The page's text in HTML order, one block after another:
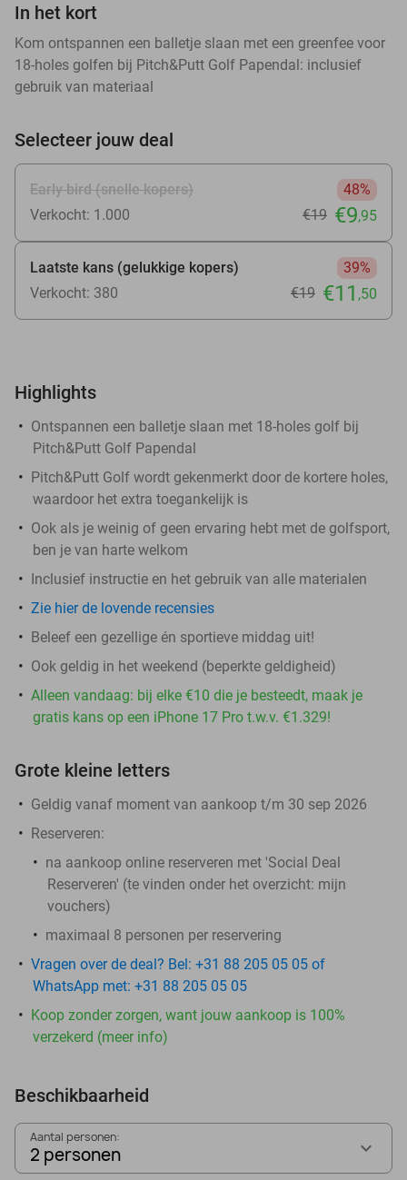
In het kort
Kom ontspannen een balletje slaan met een greenfee voor
18-holes golfen bij Pitch&Putt Golf Papendal: inclusief
gebruik van materiaal
Selecteer jouw deal
Early bird (snelle kopers)
48%
Verkocht: 1.000
€19 €9,95
Laatste kans (gelukkige kopers)
39%
Verkocht: 380
€19 €11 ,50
Highlights
Ontspannen een balletje slaan met 18-holes golf bij
Pitch&Putt Golf Papendal
Pitch&Putt Golf wordt gekenmerkt door de kortere holes,
waardoor het extra toegankelijk is
Ook als je weinig of geen ervaring hebt met de golfsport,
ben je van harte welkom
Inclusief instructie en het gebruik van alle materialen
Zie hier de lovende recensies
Beleef een gezellige én sportieve middag uit!
Ook geldig in het weekend (beperkte geldigheid)
Alleen vandaag: bij elke €10 die je besteedt, maak je
gratis kans op een iPhone 17 Pro t.w.v. €1.329!
Grote kleine letters
Geldig vanaf moment van aankoop t/m 30 sep 2026
Reserveren:
na aankoop online reserveren met 'Social Deal
Reserveren' (te vinden onder het overzicht: mijn
vouchers)
maximaal 8 personen per reservering
Vragen over de deal? Bel: +31 88 205 05 05 of
WhatsApp met: +31 88 205 05 05
Koop zonder zorgen, want jouw aankoop is 100%
verzekerd (meer info)
Beschikbaarheid
Aantal personen:
2 personen